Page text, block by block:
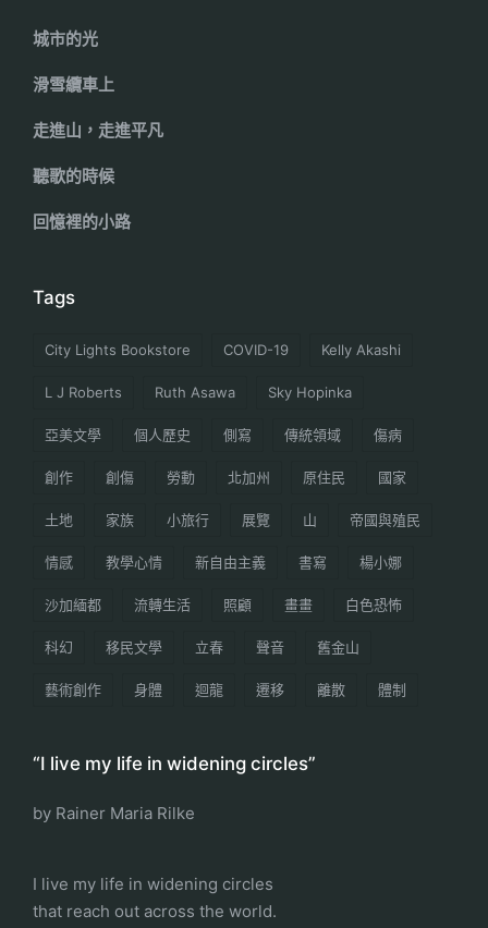
城市的光
滑雪纜車上
走進山，走進平凡
聽歌的時候
回憶裡的小路
Tags
City Lights Bookstore COVID-19 Kelly Akashi
L J Roberts Ruth Asawa Sky Hopinka
亞美文學 個人歷史 側寫 傳統領域 傷病
創作 創傷 勞動 北加州 原住民 國家
土地 家族 小旅行 展覽 山 帝國與殖民
情感 教學心情 新自由主義 書寫 楊小娜
沙加緬都 流轉生活 照顧 畫畫 白色恐怖
科幻 移民文學 立春 聲音 舊金山
藝術創作 身體 迴龍 遷移 離散 體制
“I live my life in widening circles”
by Rainer Maria Rilke
I live my life in widening circles
that reach out across the world.